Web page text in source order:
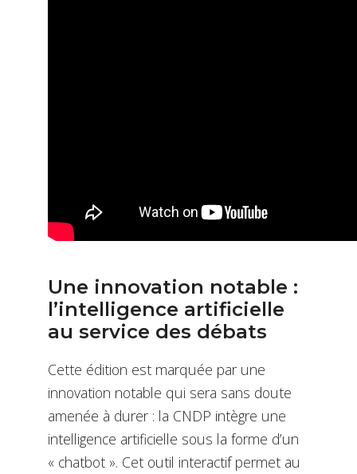
Une innovation notable :
l’intelligence artificielle
au service des débats
Cette édition est marquée par une
innovation notable qui sera sans doute
amenée à durer : la CNDP intègre une
intelligence artificielle sous la forme d’un
« chatbot ». Cet outil interactif permet au